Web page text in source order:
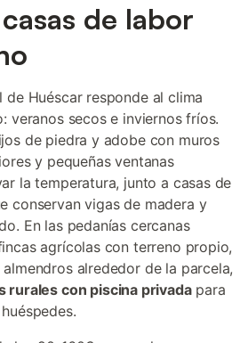
de labor
de Huéscar responde al clima
veranos secos e inviernos fríos.
de piedra y adobe con muros
y pequeñas ventanas
la temperatura, junto a casas de
conservan vigas de madera y
En las pedanías cercanas
agrícolas con terreno propio,
alrededor de la parcela,
rurales con piscina privadapara